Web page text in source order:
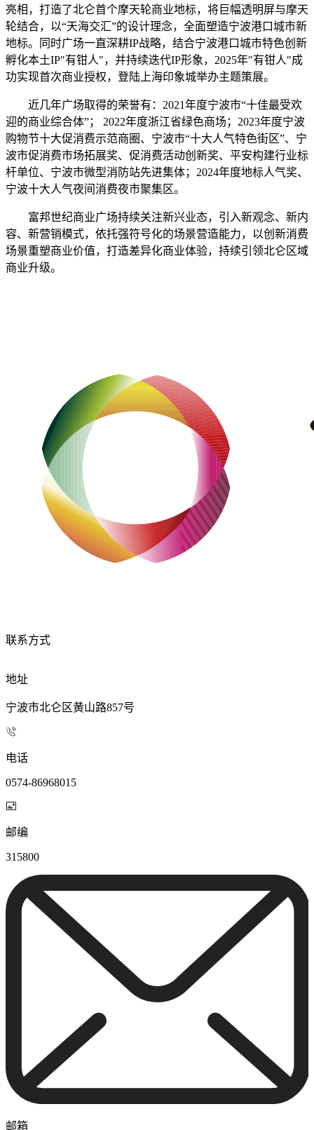
亮相，打造了北仑首个摩天轮商业地标，将巨幅透明屏与摩天
轮结合，以“天海交汇”的设计理念，全面塑造宁波港口城市新
地标。同时广场一直深耕IP战略，结合宁波港口城市特色创新
孵化本土IP"有钳人"，并持续迭代IP形象，2025年"有钳人"成
功实现首次商业授权，登陆上海印象城举办主题策展。
近几年广场取得的荣誉有：2021年度宁波市“十佳最受欢
迎的商业综合体”； 2022年度浙江省绿色商场；2023年度宁波
购物节十大促消费示范商圈、宁波市“十大人气特色街区”、宁
波市促消费市场拓展奖、促消费活动创新奖、平安构建行业标
杆单位、宁波市微型消防站先进集体；2024年度地标人气奖、
宁波十大人气夜间消费夜市聚集区。
富邦世纪商业广场持续关注新兴业态，引入新观念、新内
容、新营销模式，依托强符号化的场景营造能力，以创新消费
场景重塑商业价值，打造差异化商业体验，持续引领北仑区域
商业升级。
联系方式
地址
宁波市北仑区黄山路857号
电话
0574-86968015
邮编
315800
邮箱